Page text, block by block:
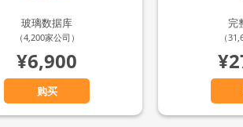
玻璃数据库
（4,200家公司）
¥6,900
购买
完
（